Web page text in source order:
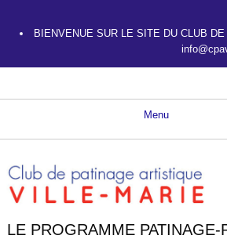
BIENVENUE SUR LE SITE DU CLUB
LE PROGRAMME PATINAGE-